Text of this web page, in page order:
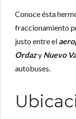
Conoce ésta
fraccionamiento
justo entre el
Ordazy Nuevo
autobuses.